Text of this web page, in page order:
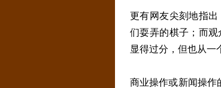
更有网友尖刻地指
们耍弄的棋子；而
显得过分，但也从一
商业操作或新闻操作